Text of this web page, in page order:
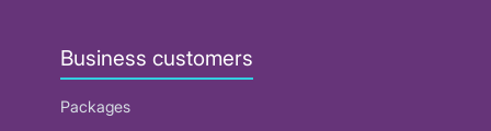
Business customers
Packages